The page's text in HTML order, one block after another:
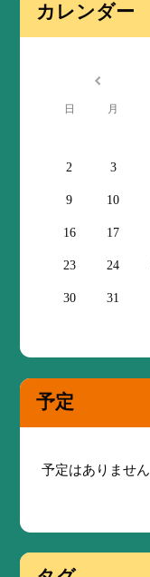
カレンダー
日 月
2 3
9 10
16 17
23 24
30 31
予定
予定はありません